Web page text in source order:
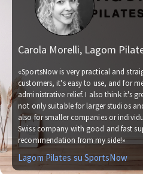
Carola Morelli, Lagom Pilates
«SportsNow is very practical and
customers, it's easy to use, and for me,
administrative relief. I also think it's
not only suitable for larger studios and
also for smaller companies or
Swiss company with good and fast
recommendation from my side!»
Lagom Pilates su SportsNow